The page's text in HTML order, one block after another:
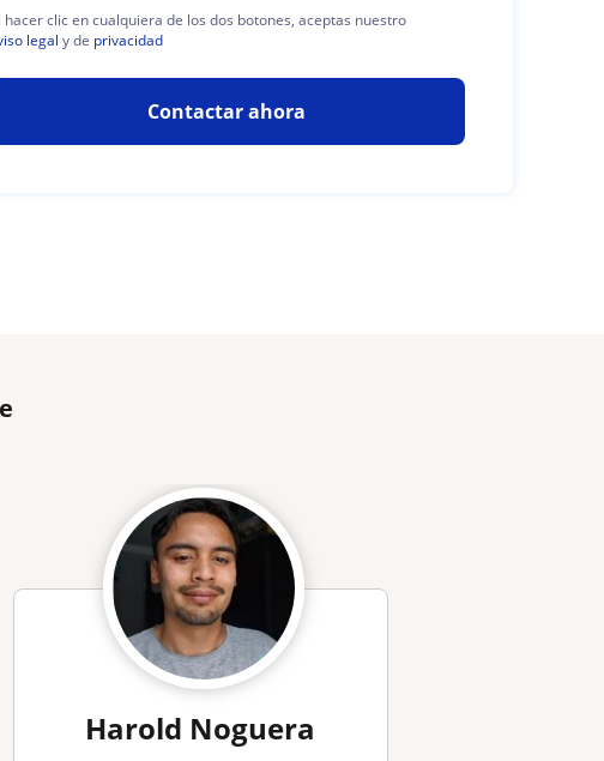
hacer clic en cualquiera de los dos botones, aceptas nuestro
legal y de privacidad
Contactar ahora
Harold Noguera